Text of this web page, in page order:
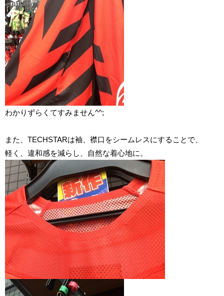
わかりずらくてすみません^^;
また、TECHSTARは袖、襟口をシームレスにすることで、
軽く、違和感を減らし、自然な着心地に。